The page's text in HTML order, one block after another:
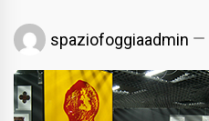
spaziofoggiaadmin